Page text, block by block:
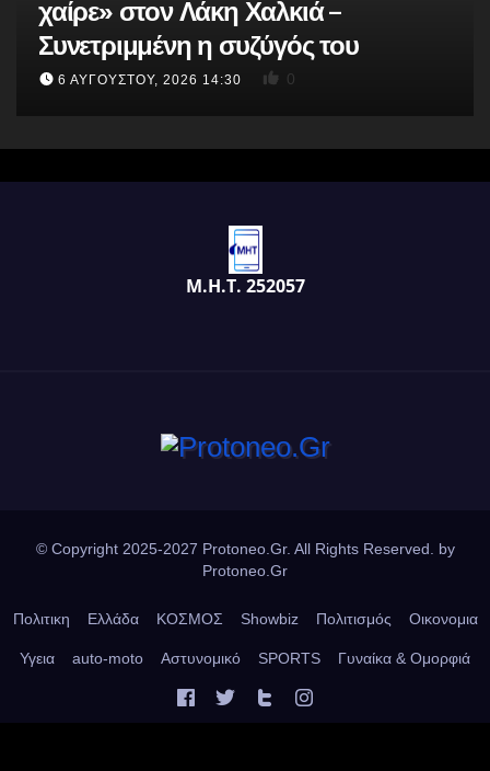
χαίρε» στον Λάκη Χαλκιά –
Συνετριμμένη η συζύγός του
6 ΑΥΓΟΎΣΤΟΥ, 2026 14:30 0
Μ.Η.Τ. 252057
© Copyright 2025-2027 Protoneo.Gr. All Rights Reserved. by
Protoneo.Gr
Πολιτικη Ελλάδα ΚΟΣΜΟΣ Showbiz Πολιτισμός Οικονομια
Υγεια auto-moto Αστυνομικό SPORTS Γυναίκα & Ομορφιά